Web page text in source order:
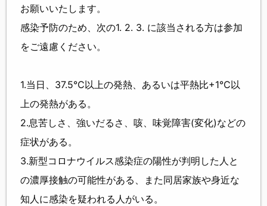
お願いいたします。
感染予防のため、次の1. 2. 3. に該当される方は参加
をご遠慮ください。
1.当日、37.5℃以上の発熱、あるいは平熱比+1℃以
上の発熱がある。
2.息苦しさ、強いだるさ、咳、味覚障害(変化)などの
症状がある。
3.新型コロナウイルス感染症の陽性が判明した人と
の濃厚接触の可能性がある、また同居家族や身近な
知人に感染を疑われる人がいる。